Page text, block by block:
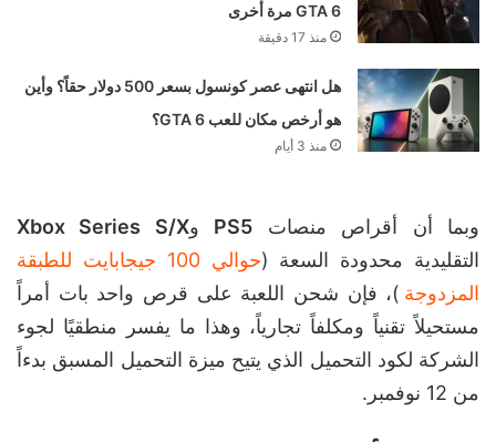
GTA 6 مرة أخرى
منذ 17 دقيقة
هل انتهى عصر كونسول بسعر 500 دولار حقاً؟ وأين
هو أرخص مكان للعب GTA 6؟
منذ 3 أيام
وبما أن أقراص منصات PS5 وXbox Series S/X
التقليدية محدودة السعة (
حوالي 100 جيجابايت للطبقة
المزدوجة )، فإن شحن اللعبة على قرص واحد بات أمراً
مستحيلاً تقنياً ومكلفاً تجارياً، وهذا ما يفسر منطقيًا لجوء
الشركة لكود التحميل الذي يتيح ميزة التحميل المسبق بدءاً
من 12 نوفمبر.